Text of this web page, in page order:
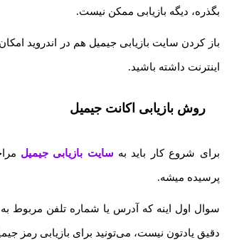
بگذره، دیگه بازیابی ممکن نیست.
باز کردن سایت بازیابی جیمیل هم در اندروید
اینترنت داشته باشید.
روش بازیابی اکانت جیمیل
برای شروع کار باید به سایت بازیابی جیمیل
پرسیده میشه.
سوال اول اینه که آدرس یا شماره تلفن مربوط
دقیق یادتون نیست، می‌تونید برای بازیابی رمز